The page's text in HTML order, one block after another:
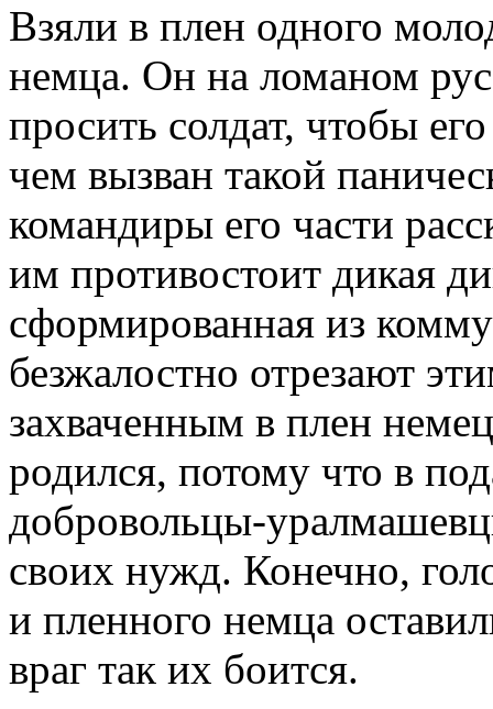
Взяли в плен одного
немца. Он на ломаном
просить солдат, чтобы
чем вызван такой
командиры его части
им противостоит дикая
сформированная из
безжалостно отрезают
захваченным в плен
родился, потому что в
добровольцы-
своих нужд. Конечно,
и пленного немца
враг так их боится.